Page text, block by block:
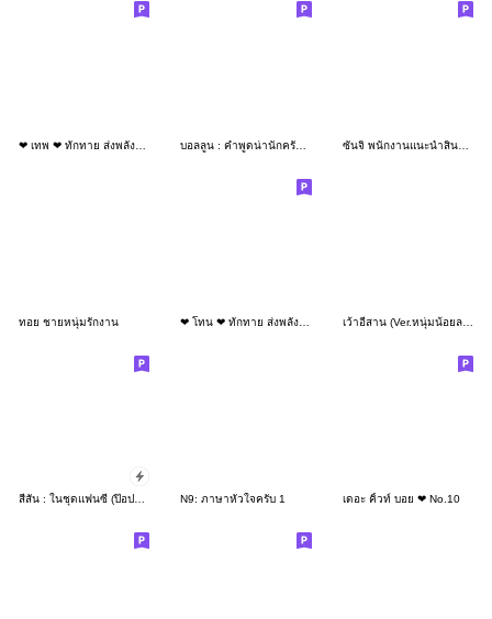
ซันจิ พนักงานแนะนำสินค้าชาย เสื้อชมพู
ทอย ชายหนุ่มรักงาน เว้าอีสาน (Ver.หนุ่มน้อยลายพราง)
สีสัน : ในชุดแฟนซี (ป๊อปอัพ)2 N9: ภาษาหัวใจครับ 1 เดอะ คิ้วท์ บอย ❤ No.10